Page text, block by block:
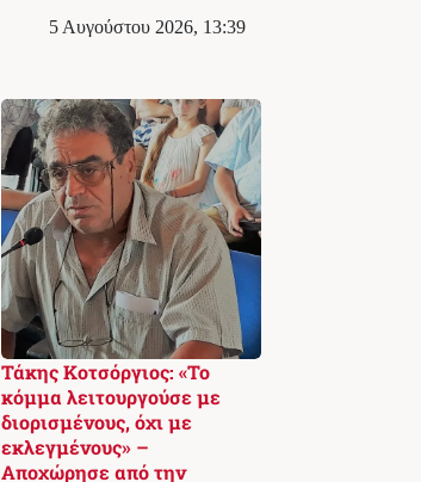
5 Αυγούστου 2026, 13:39
Τάκης Κοτσόργιος: «Το
κόμμα λειτουργούσε με
διορισμένους, όχι με
εκλεγμένους» –
Αποχώρησε από την